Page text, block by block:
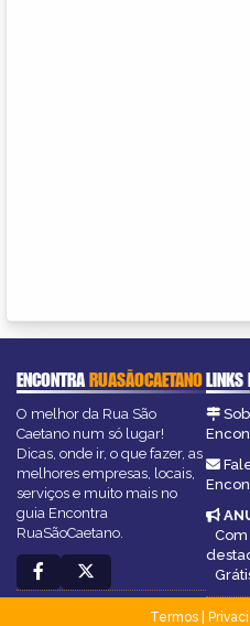
ENCONTRARUASÃOCAETANO
O melhor da Rua São
Caetano num só lugar!
Dicas, onde ir, o que fazer, as
melhores empresas, locais,
serviços e muito mais no
guia Encontra
RuaSãoCaetano.
LINKS
Com
Termos|